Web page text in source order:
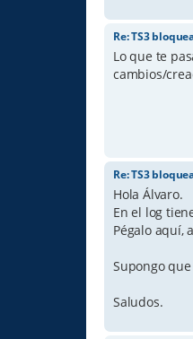
Re: TS3
Lo que te
cambios/
Re: TS3
Hola Álvaro.
En el log
Pégalo aquí,
Supongo
Saludos.